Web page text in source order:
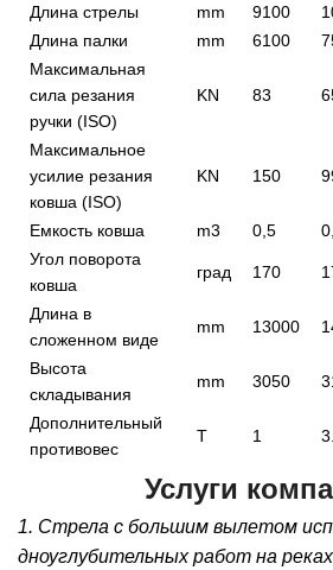
Длина стрелы mm 9100
Длина палки
mm 6100
Максимальная
сила резания
ручки (ISO)
KN 83
Максимальное
усилие резания
ковша (ISO)
KN 150
Емкость ковша m3 0,5
Угол поворота
ковша
град 170
Длина в
сложенном виде
mm 13000
Высота
складывания
mm 3050
Дополнительный
противовес
T 1
Услуги
1. Стрела с большим вылетом
дноуглубительных работ на